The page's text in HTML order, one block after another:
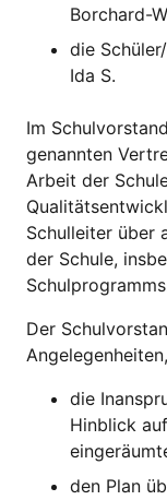
Borchard-
die
Ida S.
Im
genannten
Arbeit der
Schulleiter über
der Schule,
Der
die
Hinblick
den Plan